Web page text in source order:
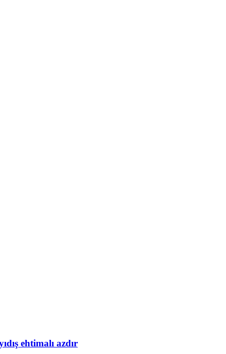
ehtimalı azdır